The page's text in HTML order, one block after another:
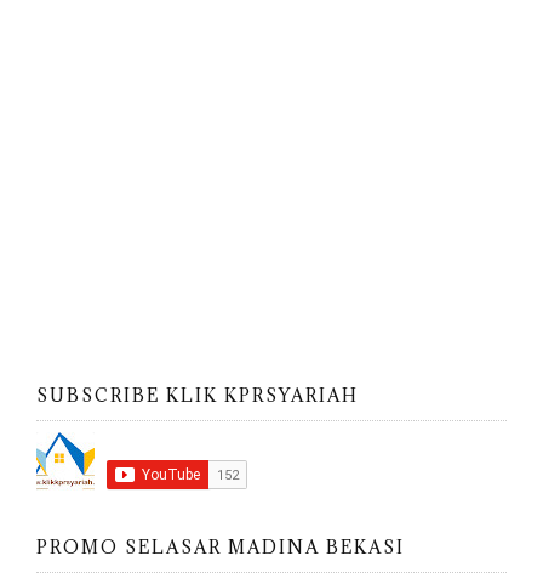
SUBSCRIBE KLIK KPRSYARIAH
PROMO SELASAR MADINA BEKASI